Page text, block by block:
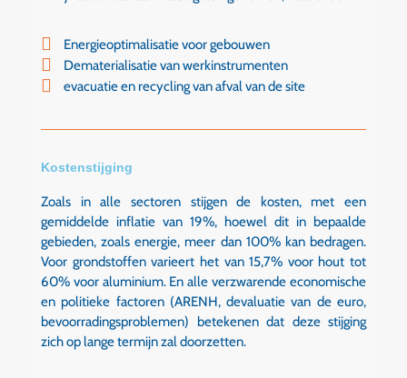
Energieoptimalisatie voor gebouwen
Dematerialisatie van werkinstrumenten
evacuatie en recycling van afval van de site
Kostenstijging
Zoals in alle sectoren stijgen de kosten, met een
gemiddelde inflatie van 19%, hoewel dit in bepaalde
gebieden, zoals energie, meer dan 100% kan bedragen.
Voor grondstoffen varieert het van 15,7% voor hout tot
60% voor aluminium. En alle verzwarende economische
en politieke factoren (ARENH, devaluatie van de euro,
bevoorradingsproblemen) betekenen dat deze stijging
zich op lange termijn zal doorzetten.